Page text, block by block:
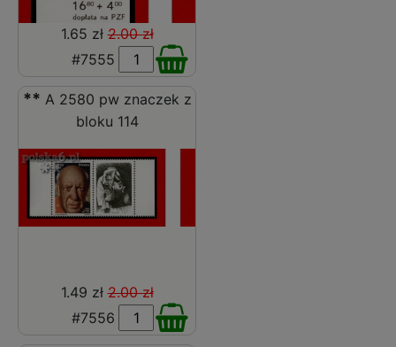
1.65 zł2.00 zł
#7555
** A 2580 pw znaczek z
bloku 114
1.49 zł2.00 zł
#7556